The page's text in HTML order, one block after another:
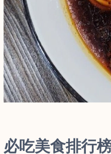
必吃美食排行